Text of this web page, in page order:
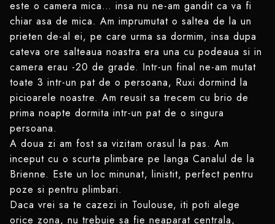
este o camera mica… insa nu ne-am gandit ca va fi
chiar asa de mica. Am imprumutat o saltea de la un
prieten de-al ei, pe care urma sa dormim, insa dupa
cateva ore salteaua noastra era una cu podeaua si in
camera erau -20 de grade. Intr-un final ne-am mutat
toate 3 intr-un pat de o persoana, Ruxi dormind la
picioarele noastre. Am reusit sa trecem cu brio de
prima noapte dormita intr-un pat de o singura
persoana.
A doua zi am fost sa vizitam orasul la pas. Am
inceput cu o scurta plimbare pe langa Canalul de la
Brienne. Este un loc minunat, linistit, perfect pentru
poze si pentru plimbari.
Daca vrei sa te cazezi in Toulouse, iti poti alege
orice zona, nu trebuie sa fie neaparat centrala,